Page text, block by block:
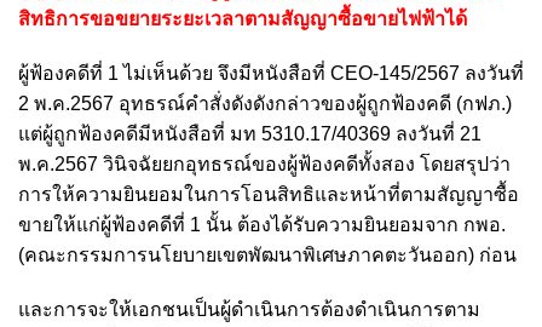
สิทธิการขอขยายระยะเวลาตามสัญญาซื้อขายไฟฟ้าได้
ผู้ฟ้องคดีที่ 1 ไม่เห็นด้วย จึงมีหนังสือที่ CEO-145/2567 ลงวันที่
2 พ.ค.2567 อุทธรณ์คำสั่งดังดังกล่าวของผู้ถูกฟ้องคดี (กฟภ.)
แต่ผู้ถูกฟ้องคดีมีหนังสือที่ มท 5310.17/40369 ลงวันที่ 21
พ.ค.2567 วินิจฉัยยกอุทธรณ์ของผู้ฟ้องคดีทั้งสอง โดยสรุปว่า
การให้ความยินยอมในการโอนสิทธิและหน้าที่ตามสัญญาซื้อ
ขายให้แก่ผู้ฟ้องคดีที่ 1 นั้น ต้องได้รับความยินยอมจาก กพอ.
(คณะกรรมการนโยบายเขตพัฒนาพิเศษภาคตะวันออก) ก่อน
และการจะให้เอกชนเป็นผู้ดำเนินการต้องดำเนินการตาม